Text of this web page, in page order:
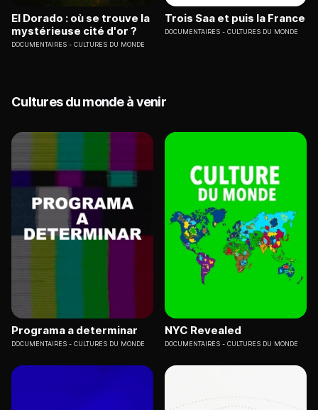
El Dorado : où se trouve la
mystérieuse cité d'or ?
DOCUMENTAIRES CULTURES DU MONDE
Trois Saa et puis la France
DOCUMENTAIRES CULTURES DU MONDE
Cultures du monde à venir
Programa a determinar
DOCUMENTAIRES CULTURES DU MONDE
NYC Revealed
DOCUMENTAIRES CULTURES DU MONDE